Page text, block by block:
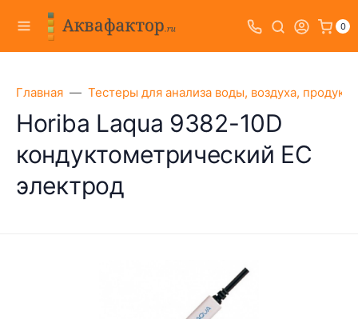
0
Главная Тестеры для анализа воды, воздуха,
Horiba Laqua 9382-10D
кондуктометрический EC
электрод